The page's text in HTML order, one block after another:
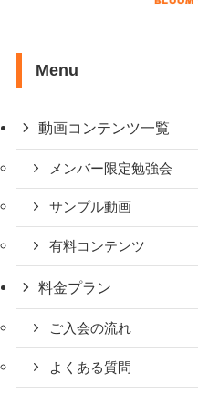
Menu
動画コンテンツ一覧
メンバー限定勉強会
サンプル動画
有料コンテンツ
料金プラン
ご入会の流れ
よくある質問